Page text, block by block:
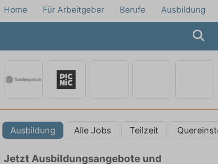
Home Für Arbeitgeber Berufe Ausbildung
Ausbildung Alle Jobs Teilzeit
Jetzt Ausbildungsangebote und